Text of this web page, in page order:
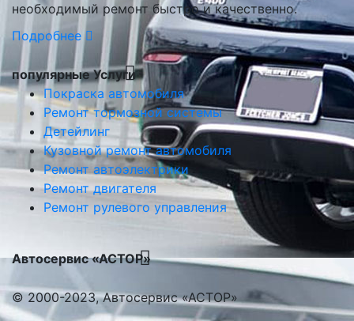
необходимый ремонт быстро и качественно.
Подробнее
популярные Услуги
Покраска автомобиля
Ремонт тормозной системы
Детейлинг
Кузовной ремонт автомобиля
Ремонт автоэлектрики
Ремонт двигателя
Ремонт рулевого управления
Автосервис «АСТОР»
© 2000-2023, Автосервис «АСТОР»